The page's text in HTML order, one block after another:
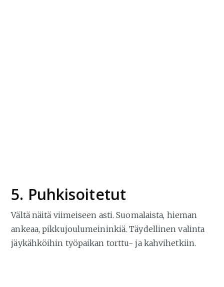
5. Puhkisoitetut
Vältä näitä viimeiseen asti. Suomalaista, hieman
ankeaa, pikkujoulumeininkiä. Täydellinen valinta
jäykähköihin työpaikan torttu- ja kahvihetkiin.